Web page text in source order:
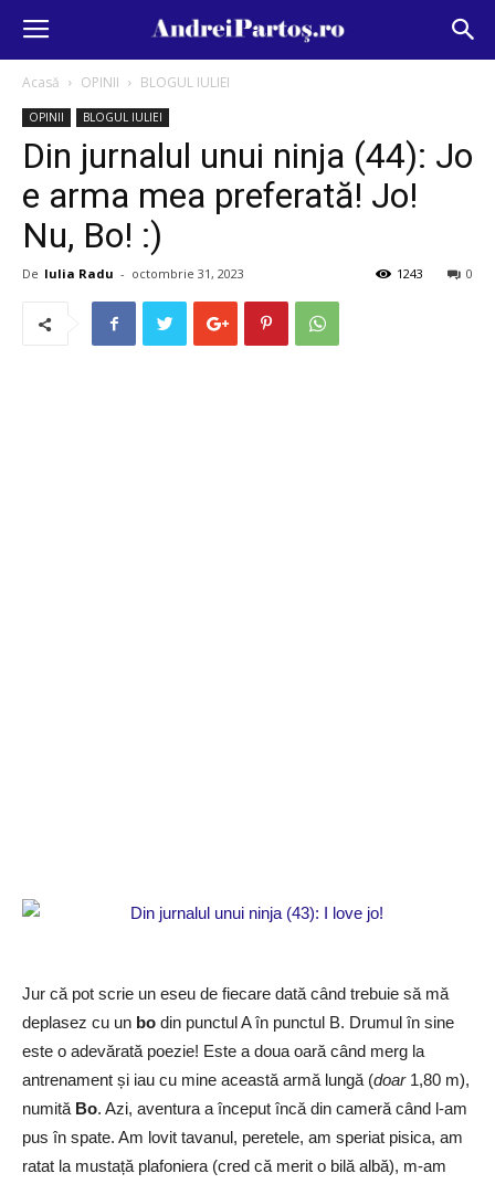
Acasă OPINII BLOGUL IULIEI
OPINII BLOGUL IULIEI
Din jurnalul unui ninja (44): Jo
e arma mea preferată! Jo!
Nu, Bo! :)
De Iulia Radu - octombrie 31, 2023 0
1243
Jur că pot scrie un eseu de fiecare dată când trebuie să mă
deplasez cu un bo din punctul A în punctul B. Drumul în sine
este o adevărată poezie! Este a doua oară când merg la
antrenament și iau cu mine această armă lungă (doar1,80 m),
numită Bo. Azi, aventura a început încă din cameră când l-am
pus în spate. Am lovit tavanul, peretele, am speriat pisica, am
ratat la mustață plafoniera (cred că merit o bilă albă), m-am